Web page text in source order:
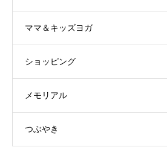
ママ＆キッズヨガ
ショッピング
メモリアル
つぶやき